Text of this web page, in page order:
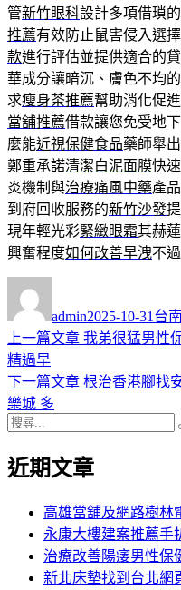
管新竹眼科設計多項借瑣
推薦有效防止鼠害侵入選
款進行評估並提供適合的
華成分讓暗沉、膚色不均
求瘦身茶推薦幫助消化促
當舖推薦借款讓您免受地
麼能近視保健食品藥師舉
鄭重承諾清潔白泥面膜快
炎機制與治療痛風中藥產
到府回收服務的新竹沙發
現年輕光彩緊緻眼霜其赫
興奮程度如何改善早洩不
者
admin佈
日
2025-10-31 類
台
文
章
導
覽
上一篇文章 上
篇
我弟很猛男性
精過早
下一篇文章 下
章:
根治香港腳找
樂城 多
搜
關
近期文章
高雄當舖及網路樹林
永康大樓建案推薦手
治療改善陽痿男性保
新北床墊找到台北網